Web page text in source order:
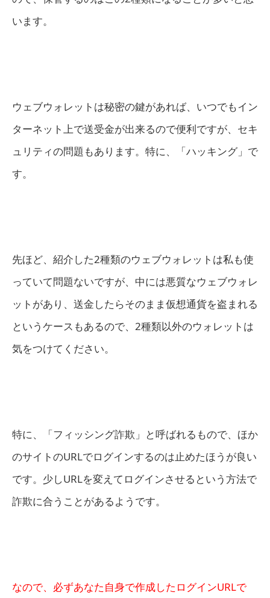
います。
ウェブウォレットは秘密の鍵があれば、いつでもイン
ターネット上で送受金が出来るので便利ですが、セキ
ュリティの問題もあります。特に、「ハッキング」で
す。
先ほど、紹介した2種類のウェブウォレットは私も使
っていて問題ないですが、中には悪質なウェブウォレ
ットがあり、送金したらそのまま仮想通貨を盗まれる
というケースもあるので、2種類以外のウォレットは
気をつけてください。
特に、「フィッシング詐欺」と呼ばれるもので、ほか
のサイトのURLでログインするのは止めたほうが良い
です。少しURLを変えてログインさせるという方法で
詐欺に合うことがあるようです。
なので、必ずあなた自身で作成したログインURLで